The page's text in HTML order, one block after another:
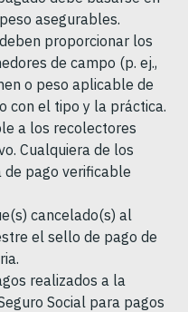
asegurables.
proporcionar los
de campo (p. ej.,
o peso aplicable de
con el tipo y la práctica.
a los recolectores
Cualquiera de los
de pago verificable
cancelado(s) al
el sello de pago de
realizados a la
Social para pagos